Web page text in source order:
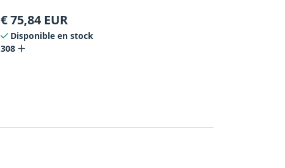
€75,84 EUR
Disponible en stock
308